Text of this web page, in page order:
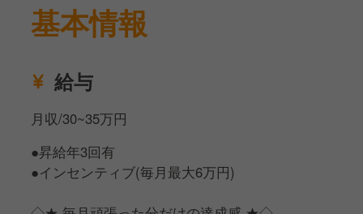
基本情報
給与
月収/30~35万円
●昇給年3回有
●インセンティブ(毎月最大6万円)